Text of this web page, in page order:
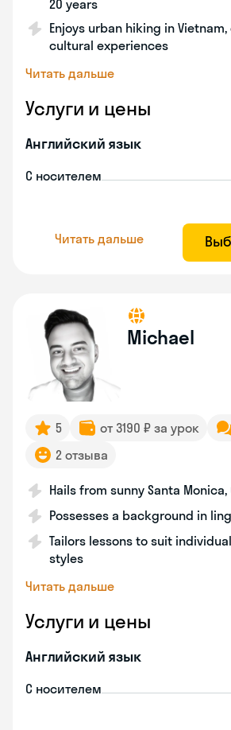
20 years
Enjoys urban hiking in
cultural experiences
Читать дальше
Услуги и цены
Английский язык
С носителем
Читать дальше
Michael
5 от 3190 ₽ за урок
2 отзыва
Hails from sunny Santa
Possesses a background in
Tailors lessons to suit
styles
Читать дальше
Услуги и цены
Английский язык
С носителем